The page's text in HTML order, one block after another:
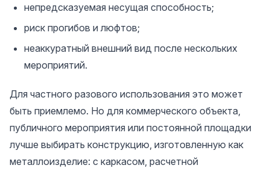
непредсказуемая несущая способность;
риск прогибов и люфтов;
неаккуратный внешний вид после нескольких
мероприятий.
Для частного разового использования это может
быть приемлемо. Но для коммерческого объекта,
публичного мероприятия или постоянной площадки
лучше выбирать конструкцию, изготовленную как
металлоизделие: с каркасом, расчетной